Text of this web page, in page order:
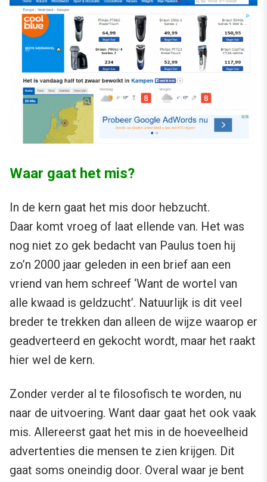
Waar gaat het mis?
In de kern gaat het mis door hebzucht.
Daar komt vroeg of laat ellende van. Het was
nog niet zo gek bedacht van Paulus toen hij
zo’n 2000 jaar geleden in een brief aan een
vriend van hem schreef ‘Want de wortel van
alle kwaad is geldzucht’. Natuurlijk is dit veel
breder te trekken dan alleen de wijze waarop er
geadverteerd en gekocht wordt, maar het raakt
hier wel de kern.
Zonder verder al te filosofisch te worden, nu
naar de uitvoering. Want daar gaat het ook vaak
mis. Allereerst gaat het mis in de hoeveelheid
advertenties die mensen te zien krijgen. Dit
gaat soms oneindig door. Overal waar je bent